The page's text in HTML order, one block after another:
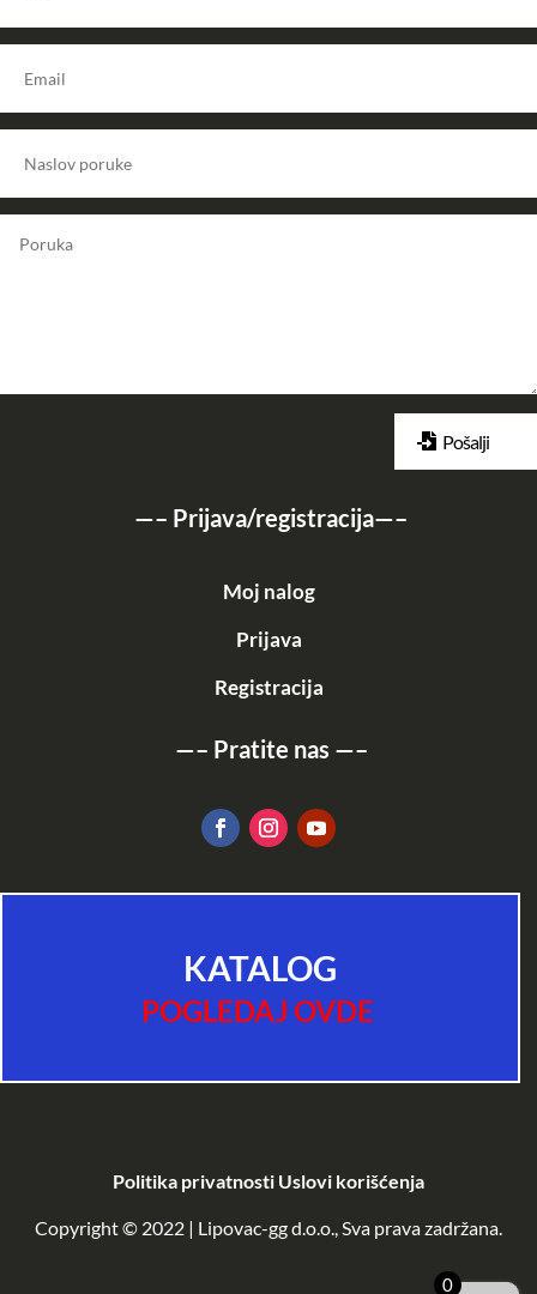
Pošalji
—– Prijava/registracija—–
Moj nalog
Prijava
Registracija
—– Pratite nas —–
KATALOG
POGLEDAJ OVDE
Politika privatnosti Uslovi korišćenja
Copyright © 2022 | Lipovac-gg d.o.o., Sva prava zadržana.
0